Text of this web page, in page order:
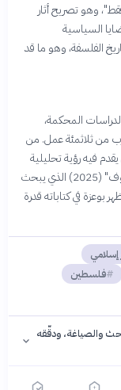
وهو تصريح أثار
السياسية
الفلسفة، وهو ما قد
المحكمة،
من ثلاثمئة عمل. من
"نقد الليبرالية" (2007) الذي يقدم فيه رؤية تحليلية
نقدية للمفاهيم الليبرالية، وكتاب "المؤرخ والفيلسوف" (2025) الذي يبحث
بوعزة في كتاباته قدرة
فلسطين
والصياغة، ودقّقه